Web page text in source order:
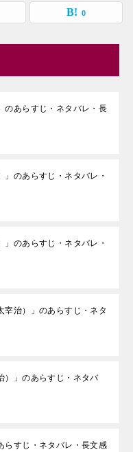
0
のあらすじ・ネタバレ・長
」のあらすじ・ネタバレ・
」のあらすじ・ネタバレ・
宰治）」のあらすじ・ネタ
）」のあらすじ・ネタバ
らすじ・ネタバレ・長文感